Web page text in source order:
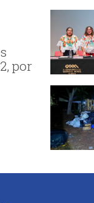
por